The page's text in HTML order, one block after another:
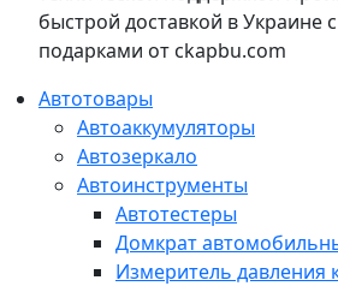
быстрой доставкой в Украине
подарками от ckapbu.com
Автотовары
Автоаккумуляторы
Автозеркало
Автоинструменты
Автотестеры
Домкрат
Измеритель давления